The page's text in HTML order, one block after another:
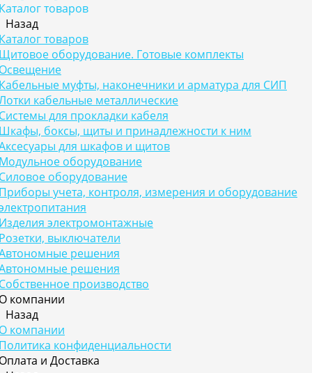
товаров
Назад
товаров
оборудование. Готовые комплекты
муфты, наконечники и арматура для СИП
кабельные металлические
для прокладки кабеля
боксы, щиты и принадлежности к ним
для шкафов и щитов
оборудование
оборудование
учета, контроля, измерения и оборудование
электромонтажные
выключатели
решения
решения
производство
компании
Назад
компании
конфиденциальности
и Доставка